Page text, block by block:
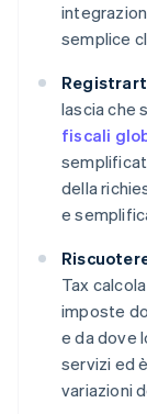
semplice
lascia che
fiscali
della
e
Tax
imposte
e da dove
servizi ed
variazioni